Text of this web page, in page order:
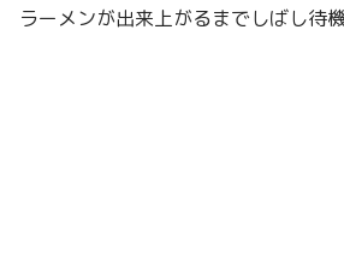
ラーメンが出来上がるまでしばし待機